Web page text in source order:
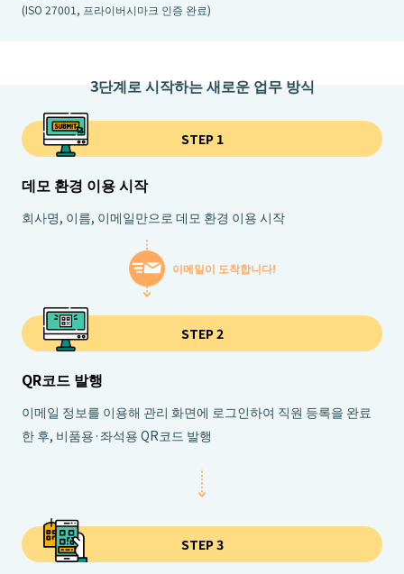
(ISO 27001, 프라이버시마크 인증 완료)
3단계로 시작하는 새로운 업무 방식
STEP 1
데모 환경 이용 시작
회사명, 이름, 이메일만으로 데모 환경 이용 시작
이메일이 도착합니다!
STEP 2
QR코드 발행
이메일 정보를 이용해 관리 화면에 로그인하여 직원 등록을 완료
한 후, 비품용·좌석용 QR코드 발행
STEP 3